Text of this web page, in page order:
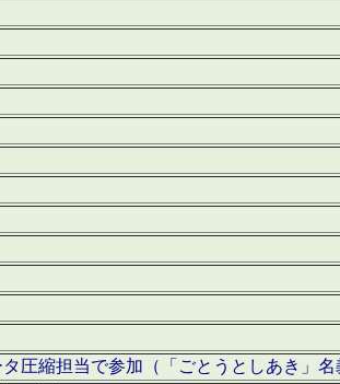
圧縮担当で参加（「ごとうとしあき」名